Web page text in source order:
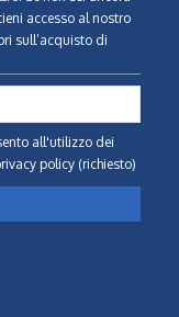
accesso al nostro
sull’acquisto di
all'utilizzo dei
policy (richiesto)